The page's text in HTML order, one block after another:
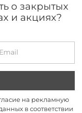
о закрытых
и акциях?
на рекламную
в соответствии